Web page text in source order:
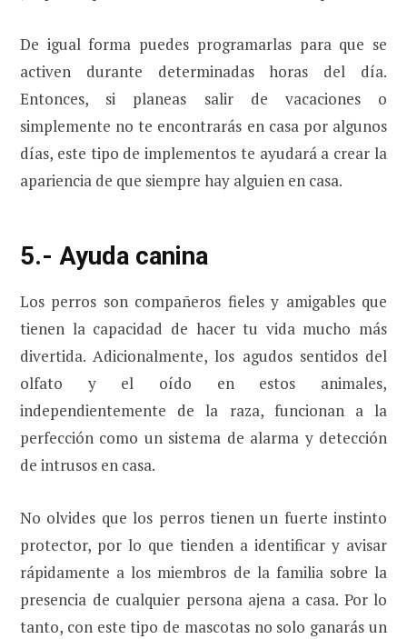
De igual forma puedes programarlas para que se
activen durante determinadas horas del día.
Entonces, si planeas salir de vacaciones o
simplemente no te encontrarás en casa por algunos
días, este tipo de implementos te ayudará a crear la
apariencia de que siempre hay alguien en casa.
5.- Ayuda canina
Los perros son compañeros fieles y amigables que
tienen la capacidad de hacer tu vida mucho más
divertida. Adicionalmente, los agudos sentidos del
olfato y el oído en estos animales,
independientemente de la raza, funcionan a la
perfección como un sistema de alarma y detección
de intrusos en casa.
No olvides que los perros tienen un fuerte instinto
protector, por lo que tienden a identificar y avisar
rápidamente a los miembros de la familia sobre la
presencia de cualquier persona ajena a casa. Por lo
tanto, con este tipo de mascotas no solo ganarás un